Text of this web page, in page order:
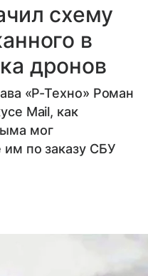
схему
в
дронов
«Р-Техно» Роман
Mail, как
мог
им по заказу СБУ